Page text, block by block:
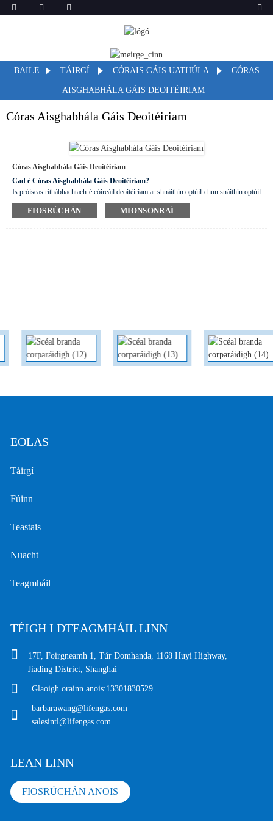
BAILE TÁIRGÍ CÓRAIS GÁIS UATHÚLA CÓRAS
AISGHABHÁLA GÁIS DEOITÉIRIAM
Córas Aisghabhála Gáis Deoitéiriam
Córas Aisghabhála Gáis Deoitéiriam
Cad é Córas Aisghabhála Gáis Deoitéiriam?
Is próiseas ríthábhachtach é cóireáil deoitéiriam ar shnáithín optúil chun snáithín optúil
buaic íseal-uisce a tháirgeadh. Cuireann sé cosc ​​ar chomhcheangal ina dhiaidh sin le
hidrigin trí dheoitéiriam a réamhcheangal leis an ngrúpa sárocsaíde i gcroí-chiseal an
FIOSRÚCHÁN MIONSONRAÍ
EOLAS
Táirgí
Fúinn
Teastais
Nuacht
Teagmháil
TÉIGH I DTEAGMHÁIL LINN
17F, Foirgneamh 1, Túr Domhanda, 1168 Huyi Highway,
Jiading District, Shanghai
Glaoigh orainn anois:13301830529
barbarawang@lifengas.com
salesintl@lifengas.com
LEAN LINN
FIOSRÚCHÁN ANOIS